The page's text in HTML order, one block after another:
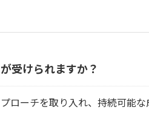
受けられますか？
ローチを取り入れ、持続可能